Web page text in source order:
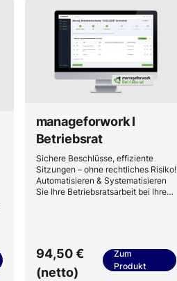
manageforwork I
Betriebsrat
Sichere Beschlüsse, effiziente
Sitzungen – ohne rechtliches Risiko!
Automatisieren & Systematisieren
Sie Ihre Betriebsratsarbeit bei Ihren
94,50 €
(netto)
Zum
Produkt